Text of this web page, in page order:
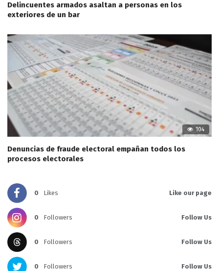
Delincuentes armados asaltan a personas en los
exteriores de un bar
104
Denuncias de fraude electoral empañan todos los
procesos electorales
0 Likes Like our page
0 Followers Follow Us
0 Followers Follow Us
0 Followers Follow Us